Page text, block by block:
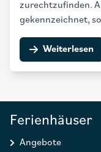
zurechtzufinden.
gekennzeichnet,
Weiterlesen
Ferienhäuser
Angebote